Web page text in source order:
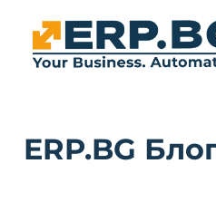
ERP.BG